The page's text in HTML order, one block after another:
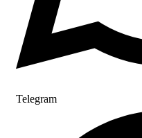
Telegram